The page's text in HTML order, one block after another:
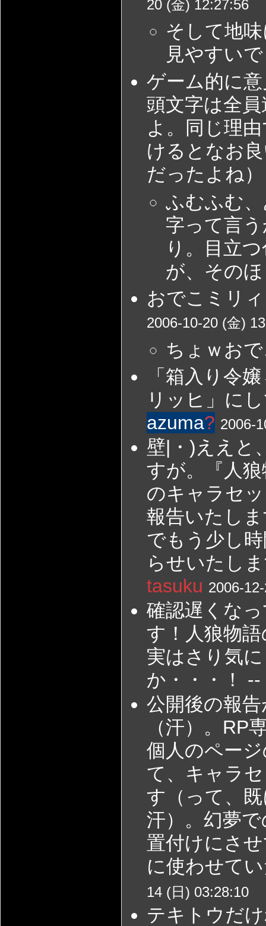
20 (金) 12:27:56
そして地
見やすい
ゲーム的に
頭文字は全
よ。同じ理
けるとなお
だったよね
ふむふむ
字って言
り。目立
が、その
おでこミリ
2006-10-20 (金)
ちょｗお
「箱入り令
リッヒ」に
azuma? 2006-
壁|・)ええと
すが。『人
のキャラセ
報告いたし
でもう少し
らせいたし
tasuku 2006-
確認遅くな
す！人狼物
実はさり気
か・・・！ --
公開後の報
（汗）。
個人のペー
て、キャラ
す（って、
汗）。幻夢
置付けにさ
に使わせて
14 (日) 03:28:10
テキトウだ